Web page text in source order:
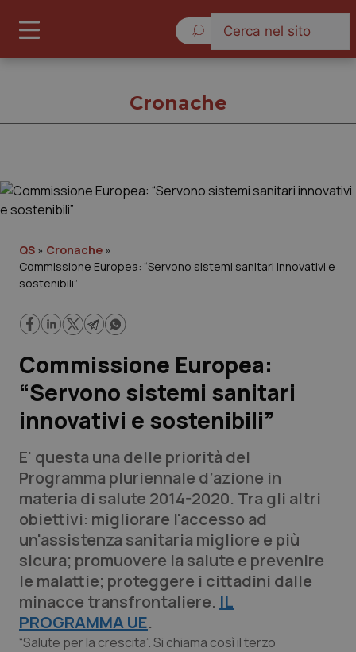
Governo e Parlamento
Regioni e Asl
Lavoro e Professioni
Scienza e Farmaci
Studi e Analisi
Lettere al direttore
Edizioni Regionali
QS Pro
Professionisti Sanitari.AI
Abruzzo
QS Pro Gold
Cronache
QS » Cronache »
Commissione Europea: “Servono sistemi sanitari innovativi e
sostenibili”
Commissione Europea:
“Servono sistemi sanitari
innovativi e sostenibili”
E' questa una delle priorità del
Programma pluriennale d’azione in
materia di salute 2014-2020. Tra gli altri
obiettivi: migliorare l'accesso ad
un'assistenza sanitaria migliore e più
sicura; promuovere la salute e prevenire
le malattie; proteggere i cittadini dalle
minacce transfrontaliere. IL
PROGRAMMA UE.
“Salute per la crescita”. Si chiama così il terzo